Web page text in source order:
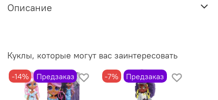
Описание
Куклы, которые могут вас заинтересовать
-14% Предзаказ -7% Предзаказ